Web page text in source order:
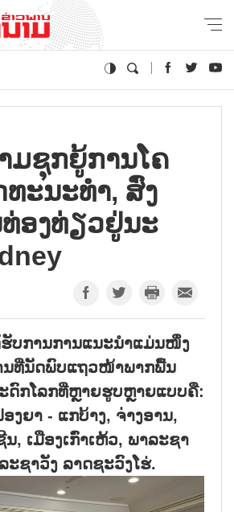
ມ​ຊຸກ​ຍູ້​ການ​ໂຄ​
ະ​ນະ​ທຳ, ສົ່ງ​
ອງ​ທ່ຽວ​ຢູ່​ນະ​
ບການການແນະນຳແມ່ນໜຶ່ງ
ນທີ່ນັດພົບແຖວໜ້າພາກພື້ນ
ດົກໂລກທີ່ຫຼາຍຮູບຫຼາຍແບບຄື:
ງຍາ - ແກບ້າງ, ຈ່າງອານ,
, ເມືອງເກົ່າເຫ້ວ, ພາລະຊາ
ະຊາວັງ ລາດຊະວົງໂຮ່.